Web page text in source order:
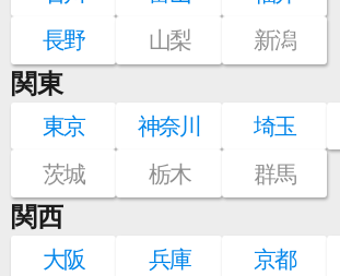
長野
山梨 新潟
関東
東京 神奈川 埼玉
茨城
栃木 群馬
関西
大阪 兵庫 京都